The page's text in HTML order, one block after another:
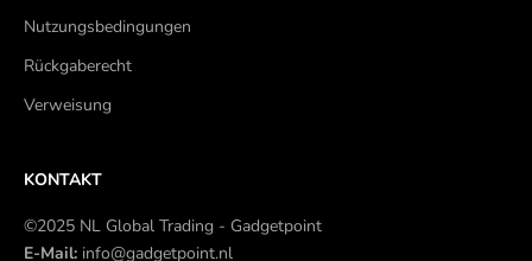
Nutzungsbedingungen
Rückgaberecht
Verweisung
KONTAKT
©2025 NL Global Trading - Gadgetpoint
E-Mail: info@gadgetpoint.nl